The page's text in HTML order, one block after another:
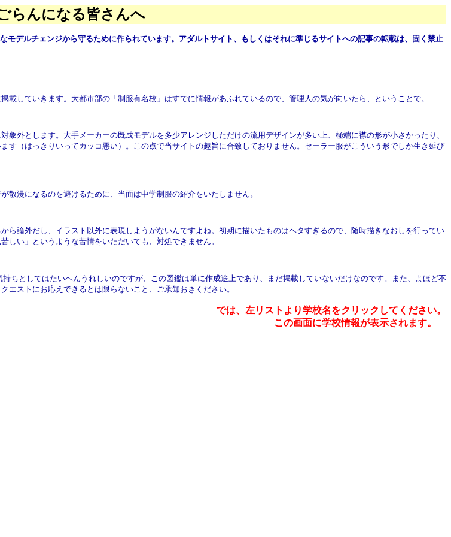
らんになる皆さんへ
デルチェンジから守るために作られています。アダルトサイト、もしくはそれに準じるサイトへの記事の転載は、固く禁止
していきます。大都市部の「制服有名校」はすでに情報があふれているので、管理人の気が向いたら、ということで。
外とします。大手メーカーの既成モデルを多少アレンジしただけの流用デザインが多い上、極端に襟の形が小さかったり、
（はっきりいってカッコ悪い）。この点で当サイトの趣旨に合致しておりません。セーラー服がこういう形でしか生き延び
漫になるのを避けるために、当面は中学制服の紹介をいたしません。
論外だし、イラスト以外に表現しようがないんですよね。初期に描いたものはヘタすぎるので、随時描きなおしを行ってい
しい」というような苦情をいただいても、対処できません。
ちとしてはたいへんうれしいのですが、この図鑑は単に作成途上であり、まだ掲載していないだけなのです。また、よほど不
ストにお応えできるとは限らないこと、ご承知おきください。
では、左リストより学校名をクリックしてください。
この画面に学校情報が表示されます。